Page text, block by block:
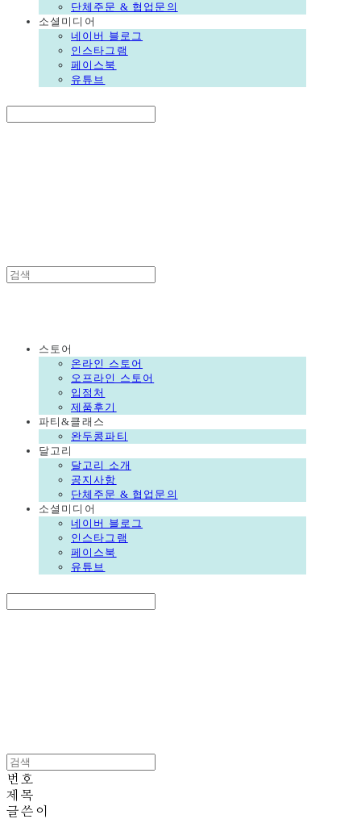
단체주문 & 협업문의
소셜미디어
네이버 블로그
인스타그램
페이스북
유튜브
스토어
온라인 스토어
오프라인 스토어
입점처
제품후기
파티&클래스
완두콩파티
달고리
달고리 소개
공지사항
단체주문 & 협업문의
소셜미디어
네이버 블로그
인스타그램
페이스북
유튜브
번호
제목
글쓴이